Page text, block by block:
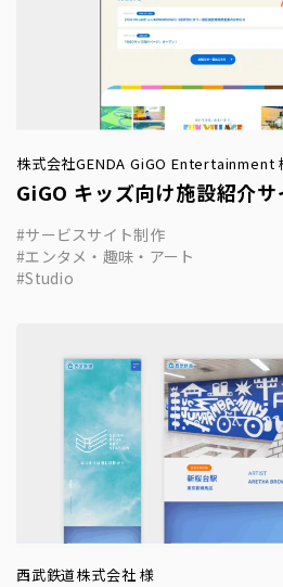
株式会社GENDA GiGO Entertainment
GiGO キッズ向け施設紹介
サービスサイト制作
エンタメ・趣味・アート
Studio
西武鉄道株式会社 様